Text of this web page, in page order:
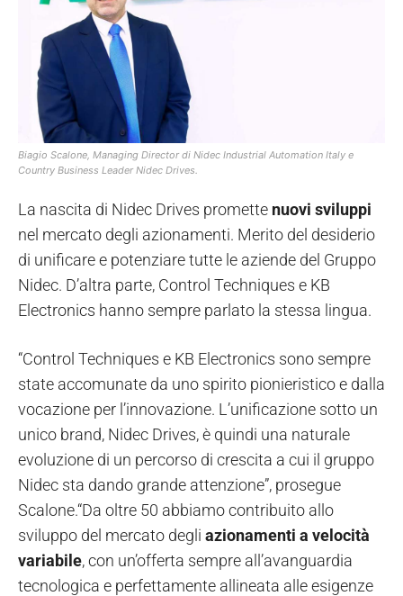
Biagio Scalone, Managing Director di Nidec Industrial Automation Italy e
Country Business Leader Nidec Drives.
La nascita di Nidec Drives promette nuovi sviluppi
nel mercato degli azionamenti. Merito del desiderio
di unificare e potenziare tutte le aziende del Gruppo
Nidec. D’altra parte, Control Techniques e KB
Electronics hanno sempre parlato la stessa lingua.
“Control Techniques e KB Electronics sono sempre
state accomunate da uno spirito pionieristico e dalla
vocazione per l’innovazione. L’unificazione sotto un
unico brand, Nidec Drives, è quindi una naturale
evoluzione di un percorso di crescita a cui il gruppo
Nidec sta dando grande attenzione”, prosegue
Scalone.“Da oltre 50 abbiamo contribuito allo
sviluppo del mercato degli azionamenti a velocità
variabile, con un’offerta sempre all’avanguardia
tecnologica e perfettamente allineata alle esigenze